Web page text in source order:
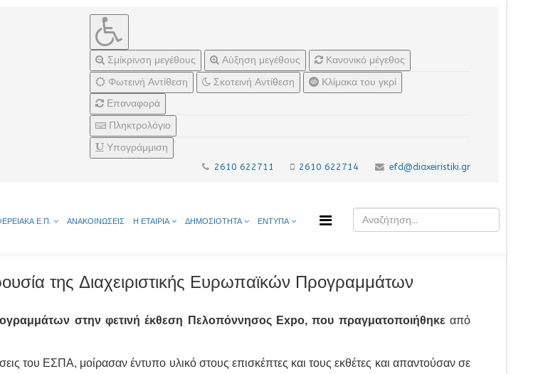
Σμίκρινση μεγέθους Αύξηση μεγέθους
Κανονικό μέγεθος
Φωτεινή Αντίθεση
Σκοτεινή Αντίθεση
Κλίμακα του γκρί
Επαναφορά
Πληκτρολόγιο
Υπογράμμιση
2610 622711 2610 622714 efd@diaxeiristiki.gr
Ε.Π. ΑΝΑΚΟΙΝΩΣΕΙΣ Η ΕΤΑΙΡΙΑ ΔΗΜΟΣΙΟΤΗΤΑ ΕΝΤΥΠΑ
της Διαχειριστικής Ευρωπαϊκών Προγραμμάτων
στην φετινή έκθεση Πελοπόννησος Expo, που πραγματοποιήθηκεαπό
του ΕΣΠΑ, μοίρασαν έντυπο υλικό στους επισκέπτες και τους εκθέτες και απαντούσαν σε